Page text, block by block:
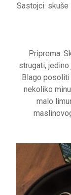
Sastojci:
Priprema:
strugati,
Blago posoliti
nekoliko
malo